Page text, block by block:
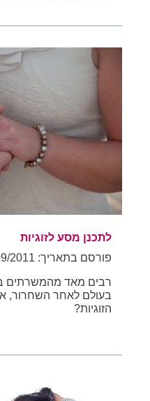
לתכנן מסע לזוגיות
פורסם בתאריך: 28/09/2011 09:39:33
רבים מאד מהמשרתים
בעולם לאחר השחרור,
הזוגיות?